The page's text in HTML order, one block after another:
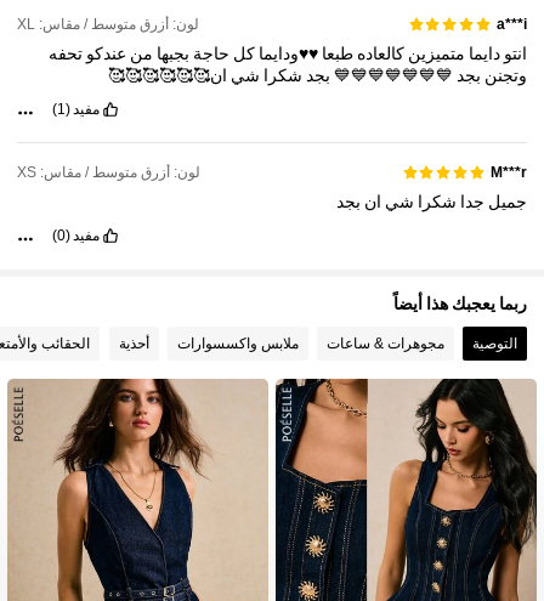
a***i لون: أزرق متوسط / مقاس: XL
انتودايما متميزينكالعادهطبعا♥️♥️ودايماكل حاجة بجبها من عندكوتحفه
وتجنن بجد 💙💙💙💙💙💙💙 بجد شكرا شي ان🥰🥰🥰🥰🥰🥰
مفيد(1)
M***r لون: أزرق متوسط / مقاس: XS
جميل جدا شكرا شي ان بجد
مفيد(0)
ربما يعجبك هذا أيضاً
التوصية مجوهرات & ساعات ملابس واكسسوارات أحذية الحقائب